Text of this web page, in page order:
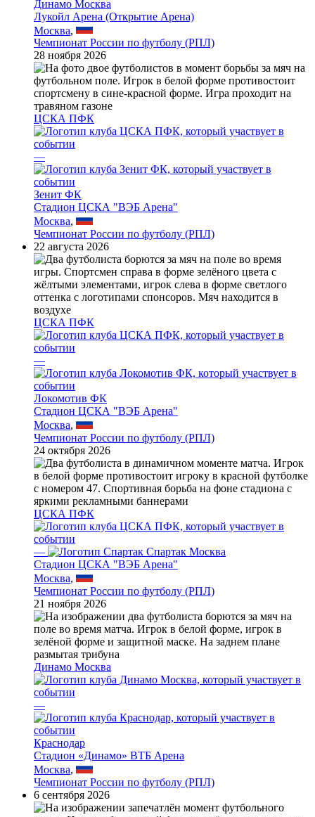
Динамо Москва
Лукойл Арена (Открытие Арена)
Москва,
Чемпионат России по футболу (РПЛ)
28 ноября 2026
ЦСКА ПФК
—
Зенит ФК
Стадион ЦСКА "ВЭБ Арена"
Москва,
Чемпионат России по футболу (РПЛ)
22 августа 2026
ЦСКА ПФК
—
Локомотив ФК
Стадион ЦСКА "ВЭБ Арена"
Москва,
Чемпионат России по футболу (РПЛ)
24 октября 2026
ЦСКА ПФК
—
Спартак Москва
Стадион ЦСКА "ВЭБ Арена"
Москва,
Чемпионат России по футболу (РПЛ)
21 ноября 2026
Динамо Москва
—
Краснодар
Стадион «Динамо» ВТБ Арена
Москва,
Чемпионат России по футболу (РПЛ)
6 сентября 2026